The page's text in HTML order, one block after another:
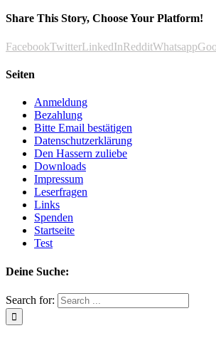
Share This Story, Choose Your Platform!
FacebookTwitterLinkedInRedditWhatsapp
Seiten
Anmeldung
Bezahlung
Bitte Email bestätigen
Datenschutzerklärung
Den Hassern zuliebe
Downloads
Impressum
Leserfragen
Links
Spenden
Startseite
Test
Deine Suche:
Search for: